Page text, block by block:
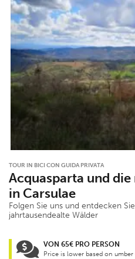
TOUR IN BICI CON GUIDA PRIVATA
Acquasparta und
in Carsulae
Folgen Sie uns und entdecken
jahrtausendealte Wälder
VON 65€ PRO PERSON
Price is lower based on